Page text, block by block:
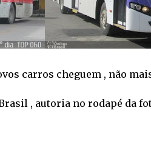
carros cheguem , não
, autoria no rodapé da